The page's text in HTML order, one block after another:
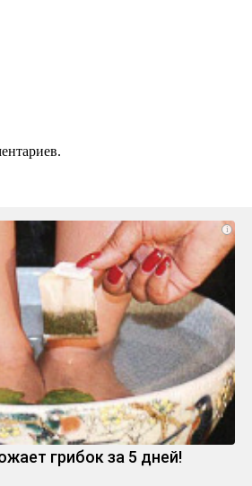
i
грибок за 5 дней!